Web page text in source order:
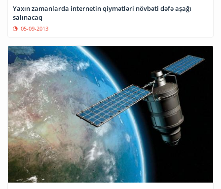
Yaxın zamanlarda internetin qiymətləri növbəti dəfə aşağı
salınacaq
05-09-2013